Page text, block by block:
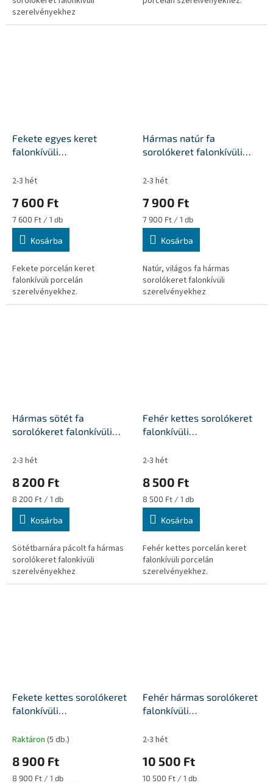
szerelvényekhez
Fekete egyes keret
falonkívüli
2-3 hét
7 600 Ft
Egységár:
7 600 Ft / 1 db
Kosárba
Fekete porcelán keret
falonkívüli porcelán
szerelvényekhez.
Hármas natúr fa
sorolókeret falonkívüli
2-3 hét
7 900 Ft
Egységár:
7 900 Ft / 1 db
Kosárba
Natúr, világos fa hármas
sorolókeret falonkívüli
szerelvényekhez
Hármas sötét fa
sorolókeret falonkívüli
2-3 hét
8 200 Ft
Egységár:
8 200 Ft / 1 db
Kosárba
Sötétbarnára pácolt fa hármas
sorolókeret falonkívüli
szerelvényekhez
Fehér kettes sorolókeret
falonkívüli
2-3 hét
8 500 Ft
Egységár:
8 500 Ft / 1 db
Kosárba
Fehér kettes porcelán keret
falonkívüli porcelán
szerelvényekhez.
Fekete kettes sorolókeret
falonkívüli
Raktáron (5 db.)
8 900 Ft
Egységár:
8 900 Ft / 1 db
Fehér hármas sorolókeret
falonkívüli
2-3 hét
10 500 Ft
Egységár:
10 500 Ft / 1 db